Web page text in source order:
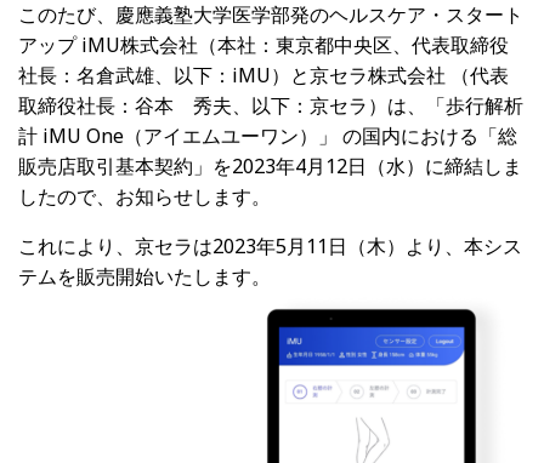
このたび、慶應義塾大学医学部発のヘルスケア・スタート
アップiMU株式会社（本社：東京都中央区、代表取締役
社長：名倉武雄、以下：iMU）と京セラ株式会社 （代表
取締役社長：谷本 秀夫、以下：京セラ）は、「歩行解析
計 iMU One （アイエムユーワン）」 の国内における「総
販売店取引基本契約」を2023年4月12日（水）に締結しま
したので、お知らせします。
これにより、京セラは2023年5月11日（木）より、本シス
テムを販売開始いたします。